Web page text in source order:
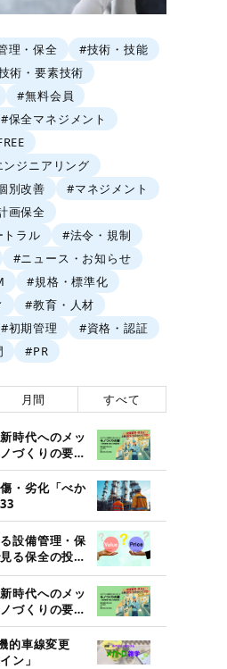
理・保全
#技術・技能
術・要素技術
#無料会員
#保全マネジメント
ジニアリング
別改善
#マネジメント
画保全
ラル
#法令・規制
#ニュース・お知らせ
#規格・標準化
#教育・人材
#初期管理
#資格・認証
#PR
月間 すべて
時代へのメッ
づくりの要
全と価値創造
・劣化「べか
設備管理・保
る保全の投資
時代へのメッ
づくりの要
全と価値創造
的車線変更
ン」